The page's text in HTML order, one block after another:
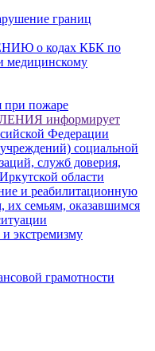
границ
о кодах КБК по
медицинскому
при пожаре
информирует
Федерации
социальной
служб доверия,
области
и реабилитационную
семьям, оказавшимся
экстремизму
грамотности